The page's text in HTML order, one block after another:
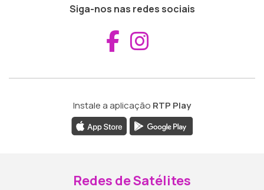
Siga-nos nas redes sociais
Aceder ao
Instale a aplicação RTP Play
Redes de Satélites